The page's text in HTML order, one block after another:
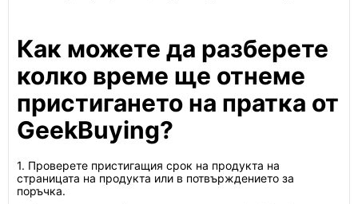
Как можете да разберете
колко време ще отнеме
пристигането на пратка от
GeekBuying?
1. Проверете пристигащия срок на продукта на
страницата на продукта или в потвърждението за
поръчка.